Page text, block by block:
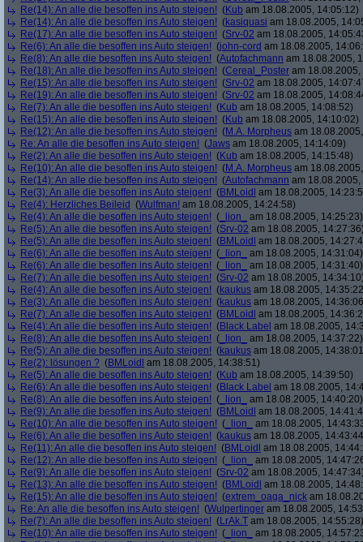
Re(14): An alle die besoffen ins Auto steigen! (Kub am 18.08.2005, 14:05:12)
Re(14): An alle die besoffen ins Auto steigen! (kasiquasi am 18.08.2005,
Re(17): An alle die besoffen ins Auto steigen! (Srv-02 am 18.08.2005,
Re(6): An alle die besoffen ins Auto steigen! (john-cord am 18.08.2005,
Re(8): An alle die besoffen ins Auto steigen! (Autofachmann am 18.08.2005,
Re(18): An alle die besoffen ins Auto steigen! (Cereal_Poster am
Re(15): An alle die besoffen ins Auto steigen! (Srv-02 am 18.08.2005,
Re(19): An alle die besoffen ins Auto steigen! (Srv-02 am 18.08.2005,
Re(7): An alle die besoffen ins Auto steigen! (Kub am 18.08.2005, 14:08:52)
Re(15): An alle die besoffen ins Auto steigen! (Kub am 18.08.2005, 14:10:02)
Re(12): An alle die besoffen ins Auto steigen! (M.A. Morpheus am
Re: An alle die besoffen ins Auto steigen! (Jaws am 18.08.2005, 14:14:09)
Re(2): An alle die besoffen ins Auto steigen! (Kub am 18.08.2005, 14:15:48)
Re(10): An alle die besoffen ins Auto steigen! (M.A. Morpheus am
Re(14): An alle die besoffen ins Auto steigen! (Autofachmann am
Re(3): An alle die besoffen ins Auto steigen! (BMLoidl am 18.08.2005,
Re(4): Herzliches Beileid (Wulfman! am 18.08.2005, 14:24:58)
Re(4): An alle die besoffen ins Auto steigen! ( _lion_
am 18.08.2005, 14:25:23)
Re(5): An alle die besoffen ins Auto steigen! (Srv-02 am 18.08.2005,
Re(5): An alle die besoffen ins Auto steigen! (BMLoidl am 18.08.2005,
Re(6): An alle die besoffen ins Auto steigen! ( _lion_
am 18.08.2005, 14:31:04)
Re(6): An alle die besoffen ins Auto steigen! ( _lion_
am 18.08.2005, 14:31:40)
Re(7): An alle die besoffen ins Auto steigen! (Srv-02 am 18.08.2005,
Re(4): An alle die besoffen ins Auto steigen! (kaukus am 18.08.2005,
Re(3): An alle die besoffen ins Auto steigen! (kaukus am 18.08.2005,
Re(7): An alle die besoffen ins Auto steigen! (BMLoidl am 18.08.2005,
Re(4): An alle die besoffen ins Auto steigen! (Black Label am 18.08.2005,
Re(8): An alle die besoffen ins Auto steigen! ( _lion_
am 18.08.2005, 14:37:22)
Re(5): An alle die besoffen ins Auto steigen! (kaukus am 18.08.2005,
Re(2): lösungen ? (BMLoidl am 18.08.2005, 14:38:51)
Re(5): An alle die besoffen ins Auto steigen! (Kub am 18.08.2005, 14:39:50)
Re(6): An alle die besoffen ins Auto steigen! (Black Label am 18.08.2005,
Re(8): An alle die besoffen ins Auto steigen! ( _lion_
am 18.08.2005, 14:40:20)
Re(9): An alle die besoffen ins Auto steigen! (BMLoidl am 18.08.2005,
Re(10): An alle die besoffen ins Auto steigen! ( _lion_
am 18.08.2005,
Re(6): An alle die besoffen ins Auto steigen! (kaukus am 18.08.2005,
Re(11): An alle die besoffen ins Auto steigen! (BMLoidl am 18.08.2005,
Re(12): An alle die besoffen ins Auto steigen! ( _lion_
am 18.08.2005,
Re(9): An alle die besoffen ins Auto steigen! (Srv-02 am 18.08.2005,
Re(13): An alle die besoffen ins Auto steigen! (BMLoidl am 18.08.2005,
Re(15): An alle die besoffen ins Auto steigen! (extrem_oaga_nick am
Re: An alle die besoffen ins Auto steigen! (Wulpertinger am 18.08.2005,
Re(7): An alle die besoffen ins Auto steigen! (LrAk.T am 18.08.2005, 14:55:28)
Re(10): An alle die besoffen ins Auto steigen! ( _lion_
am 18.08.2005,